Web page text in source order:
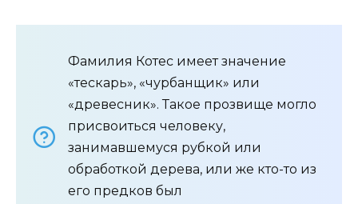
Фамилия Котес имеет значение
«тескарь», «чурбанщик» или
«древесник». Такое прозвище могло
присвоиться человеку,
занимавшемуся рубкой или
обработкой дерева, или же кто-то из
его предков был